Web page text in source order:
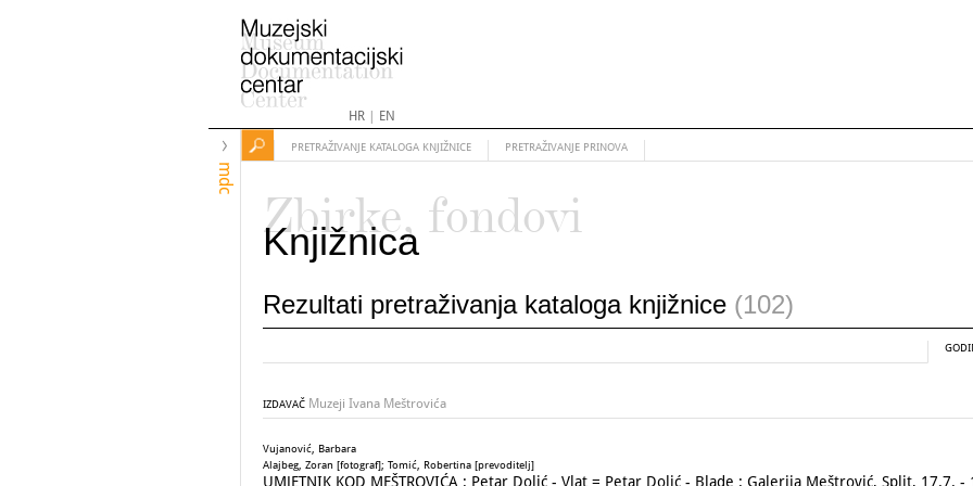
HR| EN
mdc
PRETRAŽIVANJE KATALOGA KNJIŽNICE PRETRAŽIVANJE PRINOVA
Zbirke, fondovi
Knjižnica
Rezultati pretraživanja kataloga knjižnice (102)
IZDAVAČ Muzeji Ivana Meštrovića
Vujanović, Barbara
Alajbeg, Zoran [fotograf]; Tomić, Robertina [prevoditelj]
UMJETNIK KOD MEŠTROVIĆA : Petar Dolić - Vlat = Petar Dolić - Blade : Galerija Meštrović, Split, 17.7.